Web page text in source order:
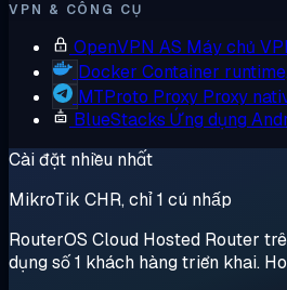
VPN & CÔNG CỤ
OpenVPN AS Máy chủ
Docker Container
MTProto Proxy Proxy
BlueStacks Ứng dụng
Cài đặt nhiều nhất
MikroTik CHR, chỉ 1 cú nhấp
RouterOS Cloud Hosted Router
dụng số 1 khách hàng triển khai.